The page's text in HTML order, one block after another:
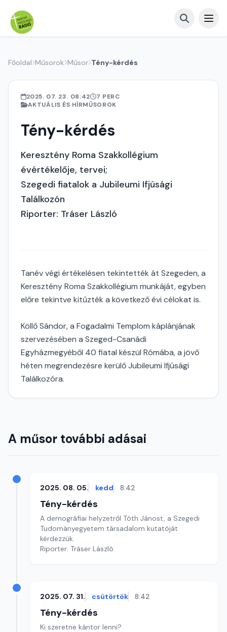
Főoldal Műsorok Műsor Tény-kérdés
2025. 07. 23. 08:42
7 PERC
AKTUÁLIS ÉS HÍRMŰSOROK
Tény-kérdés
Keresztény Roma Szakkollégium
évértékelője, tervei;
Szegedi fiatalok a Jubileumi Ifjúsági
Találkozón
Riporter: Tráser László
Tanév végi értékelésen tekintették át Szegeden, a
Keresztény Roma Szakkollégium munkáját, egyben
előre tekintve kitűzték a következő évi célokat is.
Köllő Sándor, a Fogadalmi Templom káplánjának
szervezésében a Szeged-Csanádi
Egyházmegyéből 40 fiatal készül Rómába, a jövő
héten megrendezésre kerülő Jubileumi Ifjúsági
Találkozóra.
A műsor további adásai
2025. 08. 05. kedd 8:42
Tény-kérdés
A demográfiai helyzetről Tóth Jánost, a Szegedi
Tudományegyetem társadalom kutatóját
kérdezzük.
Riporter: Tráser László
2025. 07. 31. csütörtök 8:42
Tény-kérdés
Ki szeretne kántor lenni?